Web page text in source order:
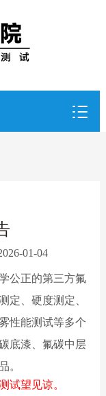
01-04
公正的第三方氟
定、硬度测定、
性能测试等多个
底漆、氟碳中层
。
试望见谅。